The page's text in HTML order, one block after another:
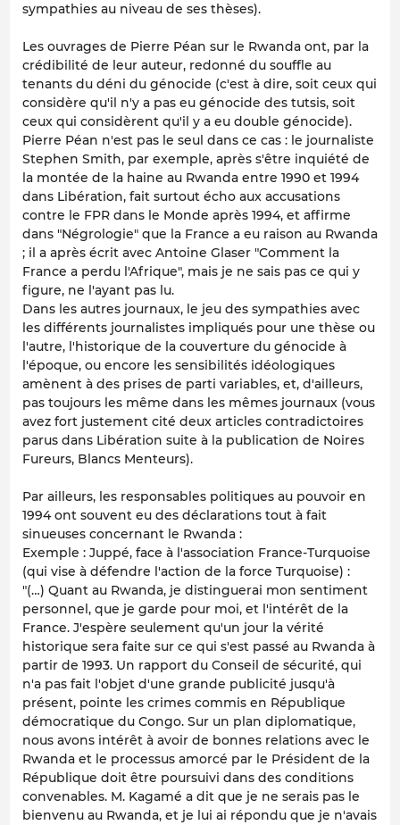
sympathies au niveau de ses thèses).
Les ouvrages de Pierre Péan sur le Rwanda ont, par la
crédibilité de leur auteur, redonné du souffle au
tenants du déni du génocide (c'est à dire, soit ceux qui
considère qu'il n'y a pas eu génocide des tutsis, soit
ceux qui considèrent qu'il y a eu double génocide).
Pierre Péan n'est pas le seul dans ce cas : le journaliste
Stephen Smith, par exemple, après s'être inquiété de
la montée de la haine au Rwanda entre 1990 et 1994
dans Libération, fait surtout écho aux accusations
contre le FPR dans le Monde après 1994, et affirme
dans "Négrologie" que la France a eu raison au Rwanda
; il a après écrit avec Antoine Glaser "Comment la
France a perdu l'Afrique", mais je ne sais pas ce qui y
figure, ne l'ayant pas lu.
Dans les autres journaux, le jeu des sympathies avec
les différents journalistes impliqués pour une thèse ou
l'autre, l'historique de la couverture du génocide à
l'époque, ou encore les sensibilités idéologiques
amènent à des prises de parti variables, et, d'ailleurs,
pas toujours les même dans les mêmes journaux (vous
avez fort justement cité deux articles contradictoires
parus dans Libération suite à la publication de Noires
Fureurs, Blancs Menteurs).
Par ailleurs, les responsables politiques au pouvoir en
1994 ont souvent eu des déclarations tout à fait
sinueuses concernant le Rwanda :
Exemple : Juppé, face à l'association France-Turquoise
(qui vise à défendre l'action de la force Turquoise) :
"(…) Quant au Rwanda, je distinguerai mon sentiment
personnel, que je garde pour moi, et l'intérêt de la
France. J'espère seulement qu'un jour la vérité
historique sera faite sur ce qui s'est passé au Rwanda à
partir de 1993. Un rapport du Conseil de sécurité, qui
n'a pas fait l'objet d'une grande publicité jusqu'à
présent, pointe les crimes commis en République
démocratique du Congo. Sur un plan diplomatique,
nous avons intérêt à avoir de bonnes relations avec le
Rwanda et le processus amorcé par le Président de la
République doit être poursuivi dans des conditions
convenables. M. Kagamé a dit que je ne serais pas le
bienvenu au Rwanda, et je lui ai répondu que je n'avais